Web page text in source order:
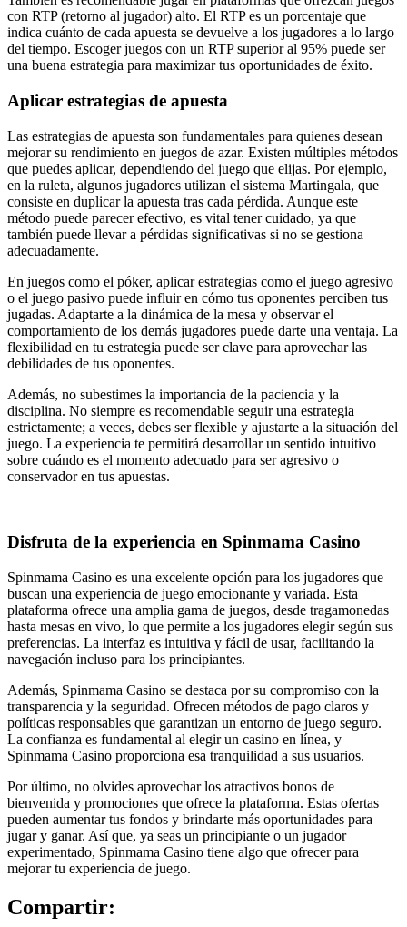
con RTP (retorno al jugador) alto. El RTP es un porcentaje que
indica cuánto de cada apuesta se devuelve a los jugadores a lo largo
del tiempo. Escoger juegos con un RTP superior al 95% puede ser
una buena estrategia para maximizar tus oportunidades de éxito.
Aplicar estrategias de apuesta
Las estrategias de apuesta son fundamentales para quienes desean
mejorar su rendimiento en juegos de azar. Existen múltiples métodos
que puedes aplicar, dependiendo del juego que elijas. Por ejemplo,
en la ruleta, algunos jugadores utilizan el sistema Martingala, que
consiste en duplicar la apuesta tras cada pérdida. Aunque este
método puede parecer efectivo, es vital tener cuidado, ya que
también puede llevar a pérdidas significativas si no se gestiona
adecuadamente.
En juegos como el póker, aplicar estrategias como el juego agresivo
o el juego pasivo puede influir en cómo tus oponentes perciben tus
jugadas. Adaptarte a la dinámica de la mesa y observar el
comportamiento de los demás jugadores puede darte una ventaja. La
flexibilidad en tu estrategia puede ser clave para aprovechar las
debilidades de tus oponentes.
Además, no subestimes la importancia de la paciencia y la
disciplina. No siempre es recomendable seguir una estrategia
estrictamente; a veces, debes ser flexible y ajustarte a la situación del
juego. La experiencia te permitirá desarrollar un sentido intuitivo
sobre cuándo es el momento adecuado para ser agresivo o
conservador en tus apuestas.
Disfruta de la experiencia en Spinmama Casino
Spinmama Casino es una excelente opción para los jugadores que
buscan una experiencia de juego emocionante y variada. Esta
plataforma ofrece una amplia gama de juegos, desde tragamonedas
hasta mesas en vivo, lo que permite a los jugadores elegir según sus
preferencias. La interfaz es intuitiva y fácil de usar, facilitando la
navegación incluso para los principiantes.
Además, Spinmama Casino se destaca por su compromiso con la
transparencia y la seguridad. Ofrecen métodos de pago claros y
políticas responsables que garantizan un entorno de juego seguro.
La confianza es fundamental al elegir un casino en línea, y
Spinmama Casino proporciona esa tranquilidad a sus usuarios.
Por último, no olvides aprovechar los atractivos bonos de
bienvenida y promociones que ofrece la plataforma. Estas ofertas
pueden aumentar tus fondos y brindarte más oportunidades para
jugar y ganar. Así que, ya seas un principiante o un jugador
experimentado, Spinmama Casino tiene algo que ofrecer para
mejorar tu experiencia de juego.
Compartir: